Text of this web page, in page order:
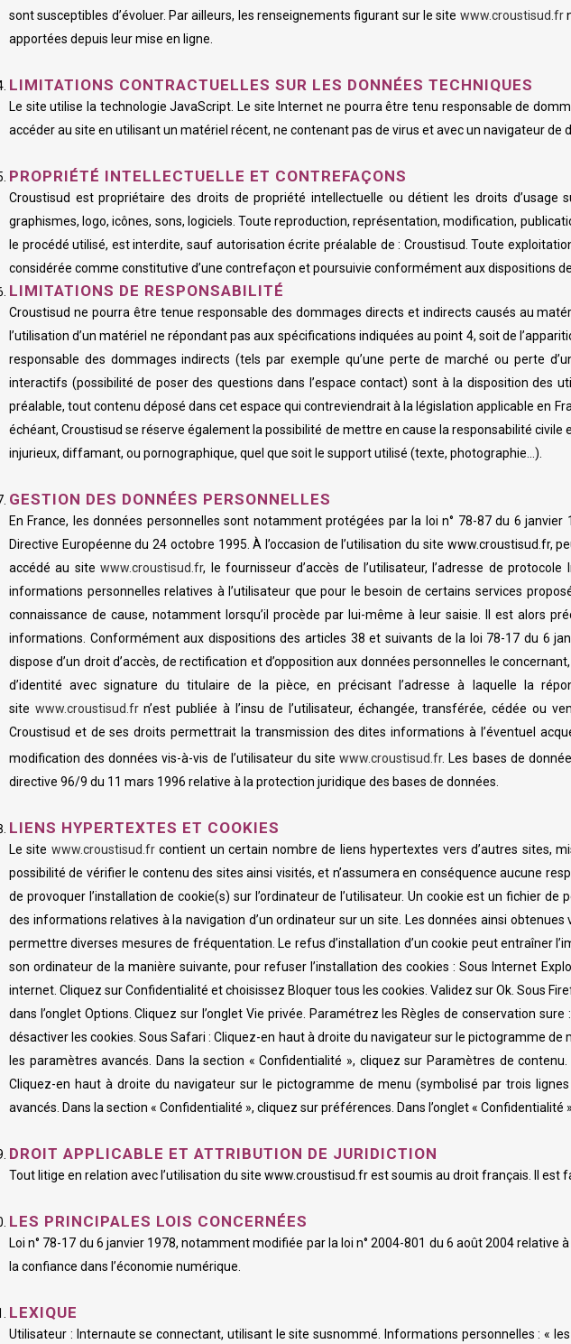
sont susceptibles d’évoluer. Par ailleurs, les renseignements figurant sur le site www.croustisud.fr
apportées depuis leur mise en ligne.
LIMITATIONS CONTRACTUELLES SUR LES DONNÉES TECHNIQUES
Le site utilise la technologie JavaScript. Le site Internet ne pourra être tenu responsable de
accéder au site en utilisant un matériel récent, ne contenant pas de virus et avec un navigateur de
PROPRIÉTÉ INTELLECTUELLE ET CONTREFAÇONS
Croustisud est propriétaire des droits de propriété intellectuelle ou détient les droits
graphismes, logo, icônes, sons, logiciels. Toute reproduction, représentation, modification,
le procédé utilisé, est interdite, sauf autorisation écrite préalable de : Croustisud. Toute
considérée comme constitutive d’une contrefaçon et poursuivie conformément aux dispositions
LIMITATIONS DE RESPONSABILITÉ
Croustisud ne pourra être tenue responsable des dommages directs et indirects causés au
l’utilisation d’un matériel ne répondant pas aux spécifications indiquées au point 4, soit de
responsable des dommages indirects (tels par exemple qu’une perte de marché ou perte
interactifs (possibilité de poser des questions dans l’espace contact) sont à la disposition des
préalable, tout contenu déposé dans cet espace qui contreviendrait à la législation applicable en
échéant, Croustisud se réserve également la possibilité de mettre en cause la responsabilité
injurieux, diffamant, ou pornographique, quel que soit le support utilisé (texte, photographie…).
GESTION DES DONNÉES PERSONNELLES
En France, les données personnelles sont notamment protégées par la loi n° 78-87 du 6
Directive Européenne du 24 octobre 1995. À l’occasion de l’utilisation du site www.croustisud.fr,
accédé au sitewww.croustisud.fr, le fournisseur d’accès de l’utilisateur, l’adresse de
informations personnelles relatives à l’utilisateur que pour le besoin de certains services
connaissance de cause, notamment lorsqu’il procède par lui-même à leur saisie. Il est alors
informations. Conformément aux dispositions des articles 38 et suivants de la loi 78-17 du 6
dispose d’un droit d’accès, de rectification et d’opposition aux données personnelles le
d’identité avec signature du titulaire de la pièce, en précisant l’adresse à laquelle la
site www.croustisud.frn’est publiée à l’insu de l’utilisateur, échangée, transférée, cédée ou
Croustisud et de ses droits permettrait la transmission des dites informations à l’éventuel
modification des données vis-à-vis de l’utilisateur du sitewww.croustisud.fr. Les bases de
directive 96/9 du 11 mars 1996 relative à la protection juridique des bases de données.
LIENS HYPERTEXTES ET COOKIES
Le site www.croustisud.frcontient un certain nombre de liens hypertextes vers d’autres sites,
possibilité de vérifier le contenu des sites ainsi visités, et n’assumera en conséquence aucune
de provoquer l’installation de cookie(s) sur l’ordinateur de l’utilisateur. Un cookie est un fichier
des informations relatives à la navigation d’un ordinateur sur un site. Les données ainsi
permettre diverses mesures de fréquentation. Le refus d’installation d’un cookie peut entraîner
son ordinateur de la manière suivante, pour refuser l’installation des cookies : Sous Internet
internet. Cliquez sur Confidentialité et choisissez Bloquer tous les cookies. Validez sur Ok. Sous
dans l’onglet Options. Cliquez sur l’onglet Vie privée. Paramétrez les Règles de conservation
désactiver les cookies. Sous Safari : Cliquez-en haut à droite du navigateur sur le pictogramme
les paramètres avancés. Dans la section « Confidentialité », cliquez sur Paramètres de
Cliquez-en haut à droite du navigateur sur le pictogramme de menu (symbolisé par trois
avancés. Dans la section « Confidentialité », cliquez sur préférences. Dans l’onglet « Confidentialité
DROIT APPLICABLE ET ATTRIBUTION DE JURIDICTION
Tout litige en relation avec l’utilisation du site www.croustisud.fr est soumis au droit français. Il
LES PRINCIPALES LOIS CONCERNÉES
Loi n° 78-17 du 6 janvier 1978, notamment modifiée par la loi n° 2004-801 du 6 août 2004
la confiance dans l’économie numérique.
LEXIQUE
Utilisateur : Internaute se connectant, utilisant le site susnommé. Informations personnelles : «